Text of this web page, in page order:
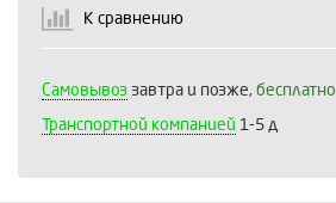
К сравнению
Самовывоз завтра и позже, бесплатно
Транспортной компанией 1-5 д